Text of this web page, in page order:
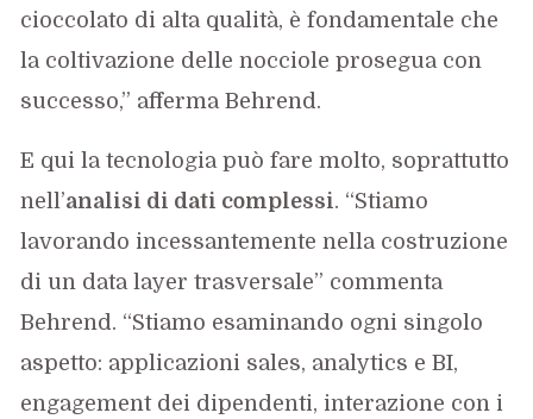
cioccolato di alta qualità, è fondamentale che
la coltivazione delle nocciole prosegua con
successo,” afferma Behrend.
E qui la tecnologia può fare molto, soprattutto
nell’analisi di dati complessi. “Stiamo
lavorando incessantemente nella costruzione
di un data layer trasversale” commenta
Behrend. “Stiamo esaminando ogni singolo
aspetto: applicazioni sales, analytics e BI,
engagement dei dipendenti, interazione con i